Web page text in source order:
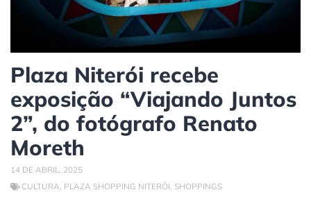
Plaza Niterói recebe
exposição “Viajando Juntos
2”, do fotógrafo Renato
Moreth
14 DE ABRIL, 2025
CULTURA, PLAZA SHOPPING NITERÓI, SHOPPINGS